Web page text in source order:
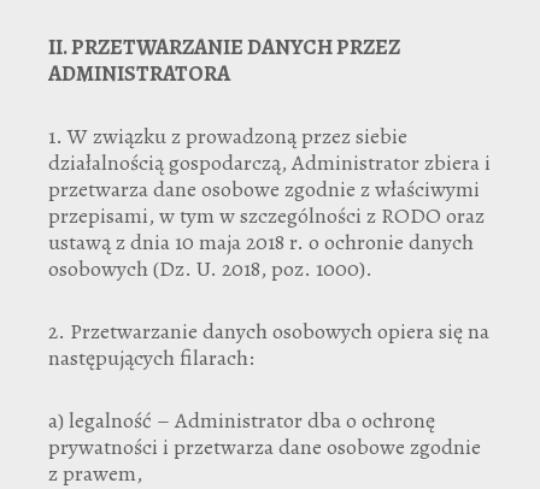
II.PRZETWARZANIE DANYCH PRZEZ
ADMINISTRATORA
1. W związku z prowadzoną przez siebie
działalnością gospodarczą, Administrator zbiera i
przetwarza dane osobowe zgodnie z właściwymi
przepisami, w tym w szczególności z RODO oraz
ustawą z dnia 10 maja 2018 r. o ochronie danych
osobowych (Dz. U. 2018, poz. 1000).
2. Przetwarzanie danych osobowych opiera się na
następujących filarach:
a) legalność – Administrator dba o ochronę
prywatności i przetwarza dane osobowe zgodnie
z prawem,